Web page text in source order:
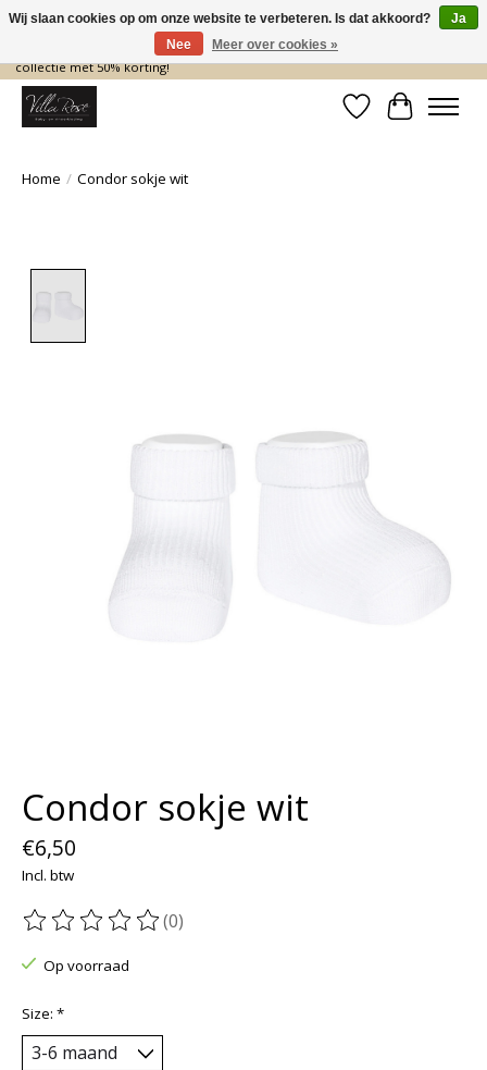
De nieuwe collectie komt eraan… en wij maken ruimte! Shop nu de zomer
collectie met 50% korting!
Verlanglijst
Home / Condor sokje wit
Condor sokje wit
€6,50
Incl. btw
De beoordeling van dit product is
(0)
Op voorraad
Size: *
Wij slaan cookies op om onze website te verbeteren. Is dat akkoord?
Ja
Nee
Meer over cookies »